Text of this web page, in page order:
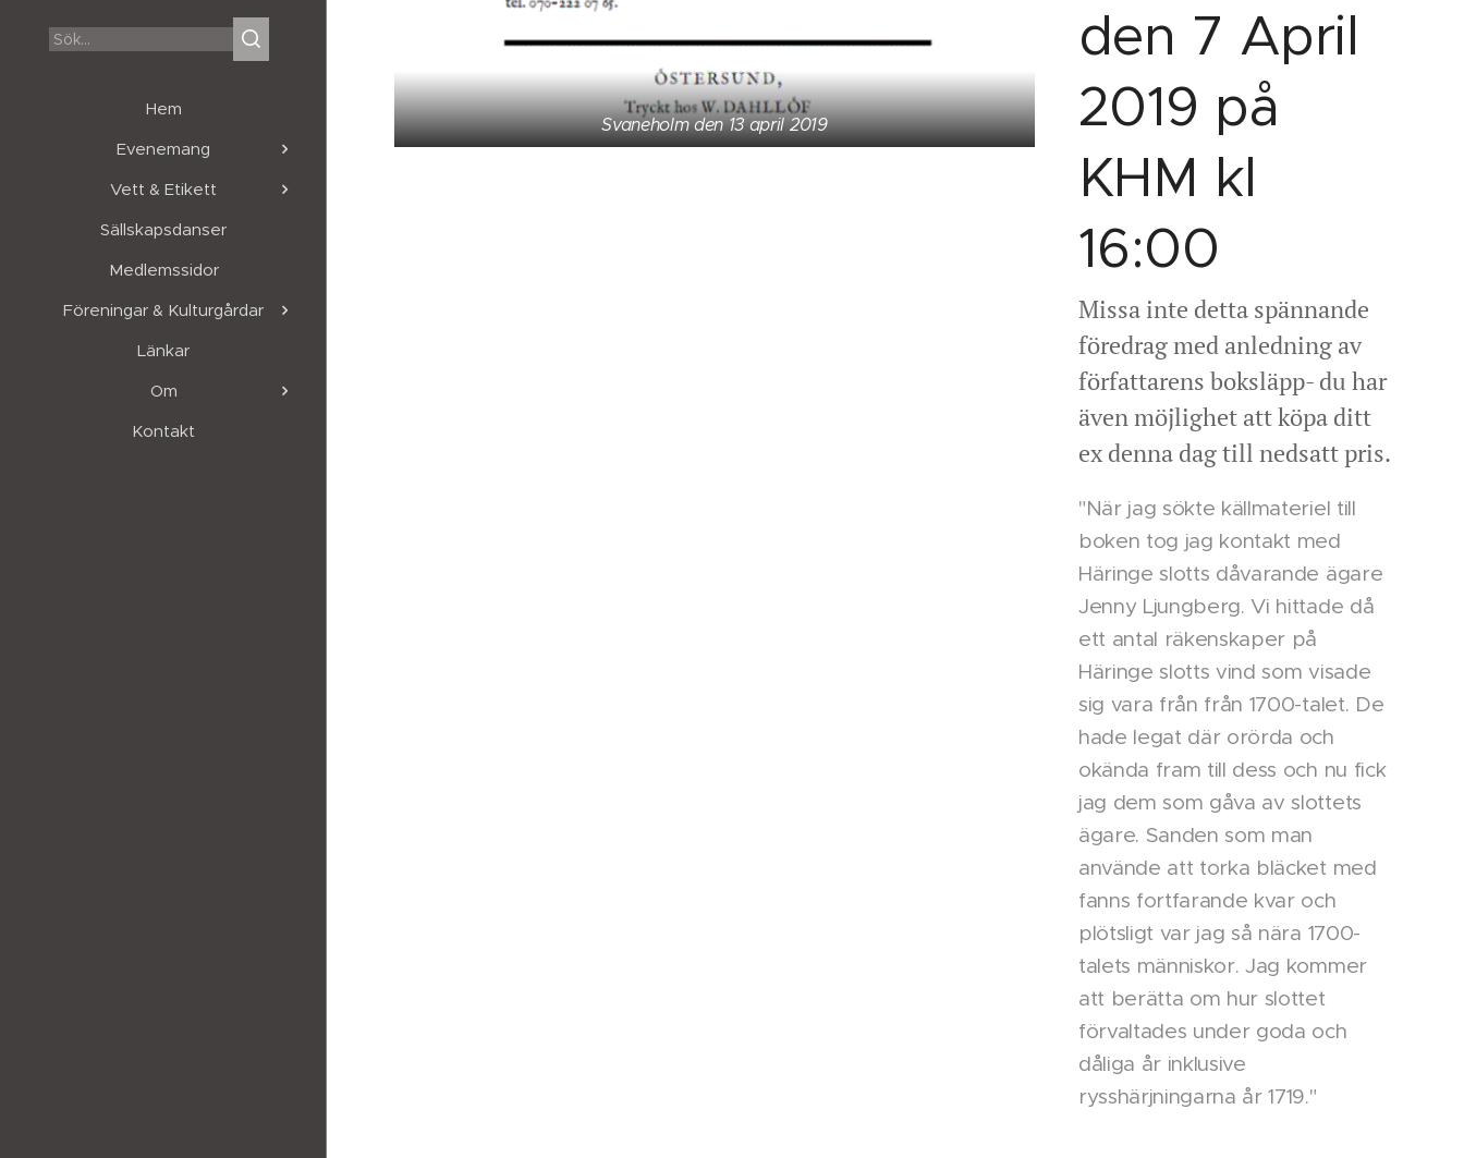
Hem
Evenemang
Vett & Etikett
Sällskapsdanser
Medlemssidor
Föreningar & Kulturgårdar
Länkar
Om
Kontakt
Svaneholm den 13 april 2019
den 7 April
2019 på
KHM kl
16:00
Missa inte detta spännande
föredrag med anledning av
författarens boksläpp- du har
även möjlighet att köpa ditt
ex denna dag till nedsatt pris.
"När jag sökte källmateriel till
boken tog jag kontakt med
Häringe slotts dåvarande ägare
Jenny Ljungberg. Vi hittade då
ett antal räkenskaper på
Häringe slotts vind som visade
sig vara från från 1700-talet. De
hade legat där orörda och
okända fram till dess och nu fick
jag dem som gåva av slottets
ägare. Sanden som man
använde att torka bläcket med
fanns fortfarande kvar och
plötsligt var jag så nära 1700-
talets människor. Jag kommer
att berätta om hur slottet
förvaltades under goda och
dåliga år inklusive
rysshärjningarna år 1719."